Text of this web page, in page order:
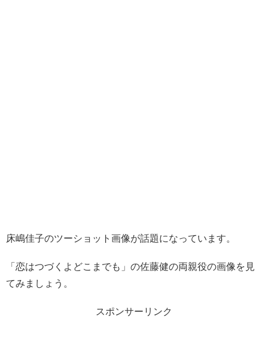
床嶋佳子のツーショット画像が話題になっています。
「恋はつづくよどこまでも」の佐藤健の両親役の画像を見
てみましょう。
スポンサーリンク